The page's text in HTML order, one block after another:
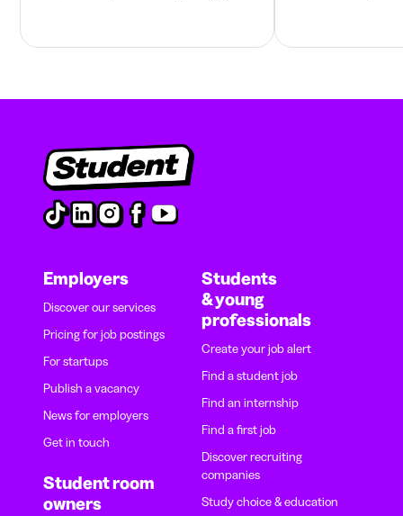
Employers
Discover our services
Pricing for job postings
For startups
Publish a vacancy
News for employers
Get in touch
Student room
owners
Students
& young
professionals
Create your job alert
Find a student job
Find an internship
Find a first job
Discover recruiting
companies
Study choice & education